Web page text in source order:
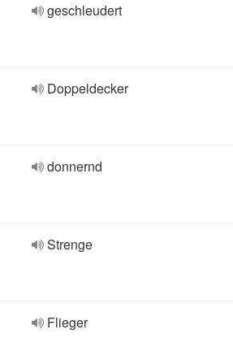
geschleudert
Doppeldecker
donnernd
Strenge
Flieger